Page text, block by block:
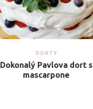
DORTY
Dokonalý Pavlova dort s
mascarpone